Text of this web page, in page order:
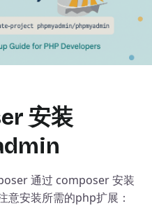
安装
通过 composer 安装
安装所需的php扩展：